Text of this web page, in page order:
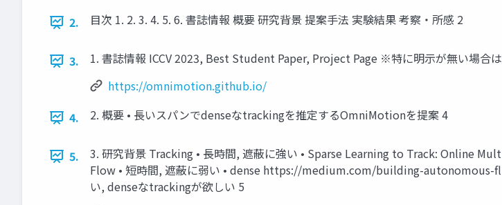
2.
目次 1. 2. 3. 4. 5. 6. 書誌情報 概要 研究背景 提案手法 実験結果 考察・所感 2
3.
1. 書誌情報 ICCV 2023, Best Student Paper, Project Page ※特に明示が無い場合
https://omnimotion.github.io/
4.
2. 概要 • 長いスパンでdenseなtrackingを推定するOmniMotionを提案 4
5.
3. 研究背景 Tracking • 長時間, 遮蔽に強い • Sparse Learning to Track: Online
Flow • 短時間, 遮蔽に弱い • dense https://medium.com/building-
い, denseなtrackingが欲しい 5